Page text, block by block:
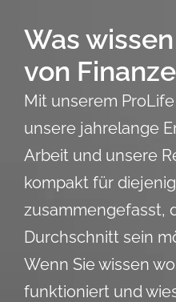
Was
von
Mit unserem
unsere jahrelange
Arbeit und unsere
kompakt für
zusammengefasst,
Durchschnitt sein
Wenn Sie wissen
funktioniert und